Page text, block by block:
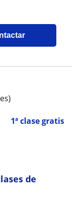
1ª clase gratis
de